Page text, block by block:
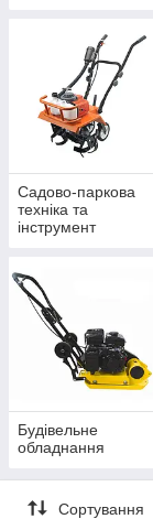
Садово-паркова
техніка та
інструмент
Будівельне
обладнання
Сортування